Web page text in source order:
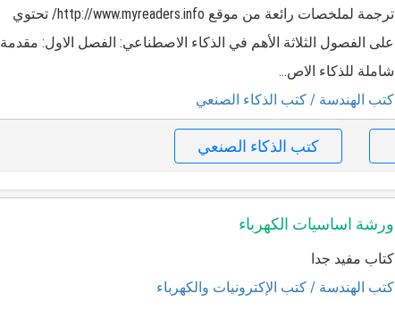
ترجمة لملخصات رائعة من موقع http://www.myreaders.info/ تحتوي
على الفصول الثلاثة الأهم في الذكاء الاصطناعي: الفصل الاول: مقدمة
شاملة للذكاء الاص...
كتب الهندسة / كتب الذكاء الصنعي
كتب الذكاء الصنعي
ورشة اساسيات الكهرباء
كتاب مفيد جدا
كتب الهندسة / كتب الإكترونيات والكهرباء